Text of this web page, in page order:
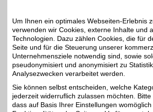
Adresse
Neustadt 527
84028Landshut
Telefon08 71 / 9 75 04 - 0
Um Ihnen ein optimales Webseiten-Erlebnis
verwenden wir Cookies, externe Inhalte und
Technologien. Dazu zählen Cookies, die für
Seite und für die Steuerung unserer
Unternehmensziele notwendig sind, sowie
pseudonymisiert und anonymisiert zu
Analysezwecken verarbeitet werden.
Sie können selbst entscheiden, welche
jederzeit widerruflich zulassen möchten. Bitte
dass auf Basis Ihrer Einstellungen